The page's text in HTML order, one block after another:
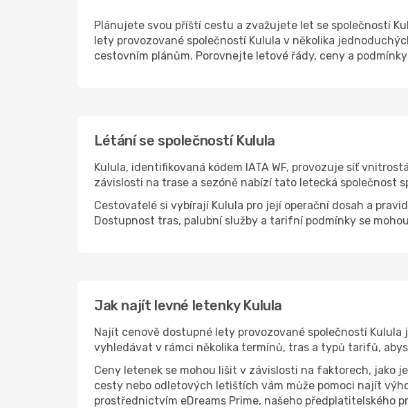
Plánujete svou příští cestu a zvažujete let se společností
lety provozované společností Kulula v několika
cestovním plánům. Porovnejte letové řády, ceny a
Létání se společností Kulula
Kulula, identifikovaná kódem IATA WF, provozuje síť
závislosti na trase a sezóně nabízí tato letecká společnost
Cestovatelé si vybírají Kulula pro její operační dosah a
Dostupnost tras, palubní služby a tarifní podmínky se
Jak najít levné letenky Kulula
Najít cenově dostupné lety provozované společností
vyhledávat v rámci několika termínů, tras a typů tarifů,
Ceny letenek se mohou lišit v závislosti na faktorech, jako
cesty nebo odletových letištích vám může pomoci najít
prostřednictvím eDreams Prime, našeho předplatitelského